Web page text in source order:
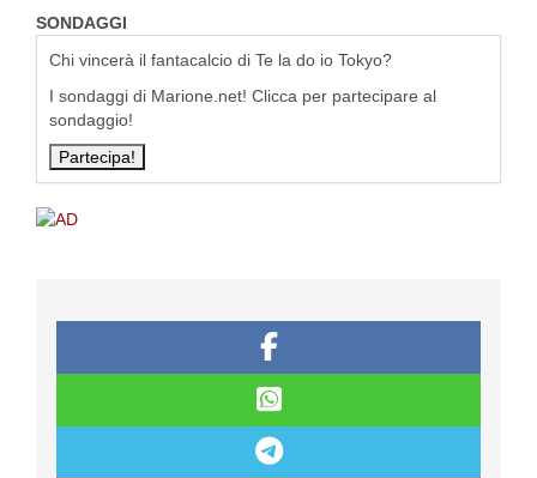
SONDAGGI
Chi vincerà il fantacalcio di Te la do io Tokyo?
I sondaggi di Marione.net! Clicca per partecipare al
sondaggio!